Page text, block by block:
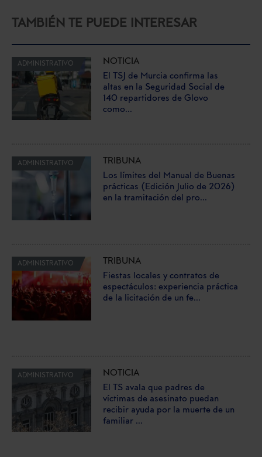
TAMBIÉN TE PUEDE INTERESAR
ADMINISTRATIVO
NOTICIA
El TSJ de Murcia confirma las
altas en la Seguridad Social de
140 repartidores de Glovo
como...
ADMINISTRATIVO
TRIBUNA
Los límites del Manual de Buenas
prácticas (Edición Julio de 2026)
en la tramitación del pro...
ADMINISTRATIVO
TRIBUNA
Fiestas locales y contratos de
espectáculos: experiencia práctica
de la licitación de un fe...
ADMINISTRATIVO
NOTICIA
El TS avala que padres de
víctimas de asesinato puedan
recibir ayuda por la muerte de un
familiar ...